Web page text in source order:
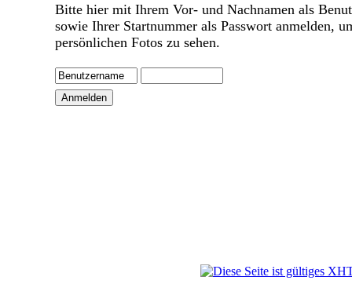
Bitte hier mit Ihrem Vor- und Nachnamen als
sowie Ihrer Startnummer als Passwort anmelden,
persönlichen Fotos zu sehen.